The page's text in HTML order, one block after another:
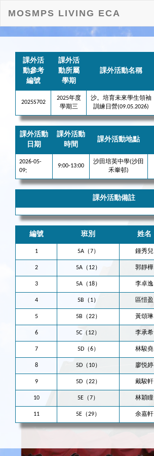
MOSMPS LIVING ECA
課外活
動參考
編號
課外活
動所屬
學期
課外活動名稱
2025S702
2025年度
學期三
沙。培育未來學生領袖
訓練日營(09.05.2026)
課外活動
日期
課外活動
時間
課外活動地點
2026-05-
09;
9:00-13:00
沙田培英中學(沙田
禾輋邨)
課外活動備註
編號 班別 姓名
1 5A（7） 鍾秀兒
2 5A（12） 郭靜樺
3 5A（18） 李卓逸
4 5B（1） 區愷盈
5 5B（22） 黃頌琳
6 5C（12） 李承希
7 5D（6） 林駿堯
8 5D（10） 廖悦婷
9 5D（22） 戴駿軒
10 5E（7） 林穎瞳
11 5E（29） 余嘉軒